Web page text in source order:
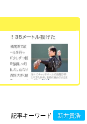
記事キーワード 新井貴浩